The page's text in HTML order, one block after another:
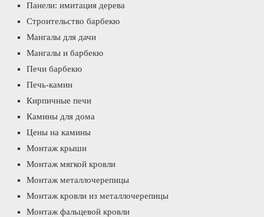
Панели: имитация дерева
Строительство барбекю
Мангалы для дачи
Мангалы и барбекю
Печи барбекю
Печь-камин
Кирпичные печи
Камины для дома
Цены на камины
Монтаж крыши
Монтаж мягкой кровли
Монтаж металлочерепицы
Монтаж кровли из металлочерепицы
Монтаж фальцевой кровли